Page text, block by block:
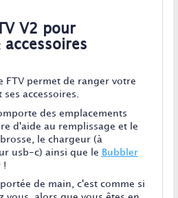
V2 pour
FTV permet de ranger votre
accessoires.
des emplacements
d'aide au remplissage et le
le chargeur (à
usb-c) ainsi que le Bubbler
!
de main, c'est comme si